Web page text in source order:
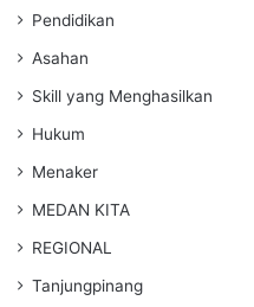
Pendidikan
Asahan
Skill yang Menghasilkan
Hukum
Menaker
MEDAN KITA
REGIONAL
Tanjungpinang